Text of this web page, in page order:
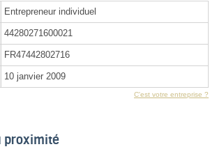
Entrepreneur individuel
44280271600021
FR47442802716
10 janvier 2009
C'est votre entreprise ?
proximité